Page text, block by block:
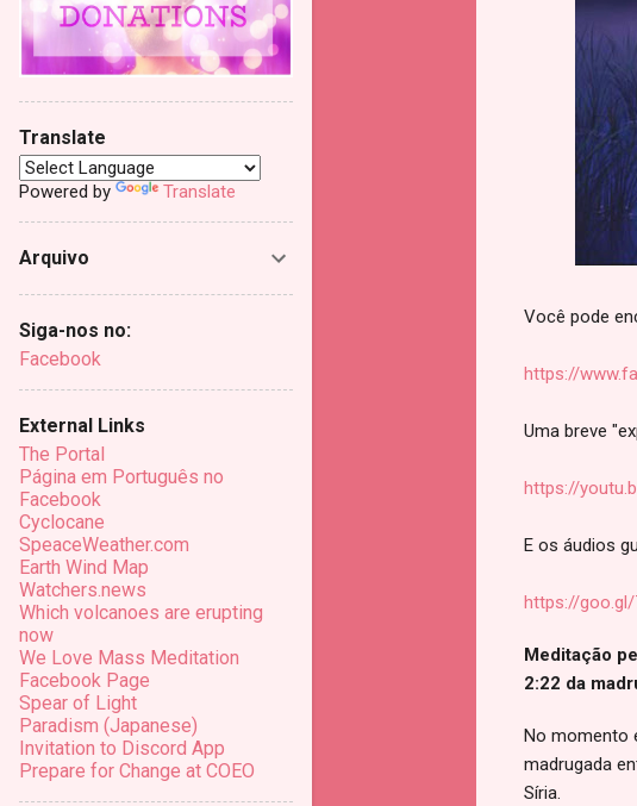
Você pode
https://
Uma breve
https://
E os áudios
https://goo.gl/
Meditação
2:22 da
No momento
madrugada
Síria.
Translate
Powered by Translate
Arquivo
Siga-nos no:
Facebook
External Links
The Portal
Página em Português no
Facebook
Cyclocane
SpeaceWeather.com
Earth Wind Map
Watchers.news
Which volcanoes are erupting
now
We Love Mass Meditation
Facebook Page
Spear of Light
Paradism (Japanese)
Invitation to Discord App
Prepare for Change at COEO